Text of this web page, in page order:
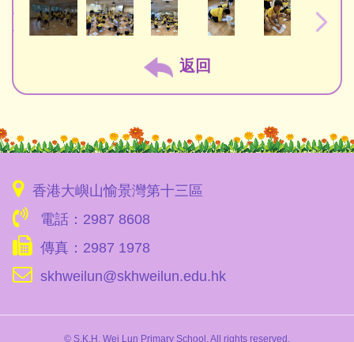
返回
香港大嶼山愉景灣第十三區
電話：2987 8608
傳真：2987 1978
skhweilun@skhweilun.edu.hk
© S.K.H. Wei Lun Primary School. All rights reserved.